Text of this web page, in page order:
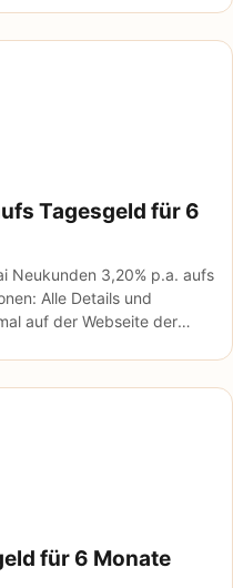
Tagesgeld für 6
Neukunden 3,20% p.a. aufs
Alle Details und
auf der Webseite der
für 6 Monate